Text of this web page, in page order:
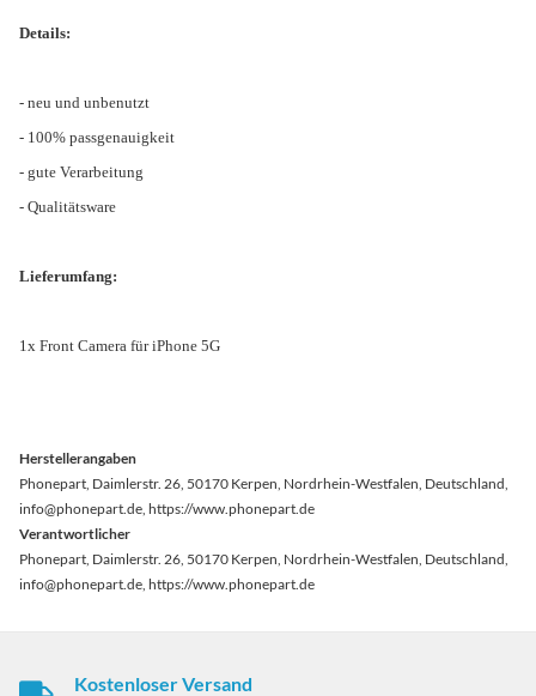
Details:
- neu und unbenutzt
- 100% passgenauigkeit
- gute Verarbeitung
- Qualitätsware
Lieferumfang:
1x Front Camera für iPhone 5G
Herstellerangaben
Phonepart, Daimlerstr. 26, 50170 Kerpen, Nordrhein-Westfalen, Deutschland,
info@phonepart.de, https://www.phonepart.de
Verantwortlicher
Phonepart, Daimlerstr. 26, 50170 Kerpen, Nordrhein-Westfalen, Deutschland,
info@phonepart.de, https://www.phonepart.de
Kostenloser Versand